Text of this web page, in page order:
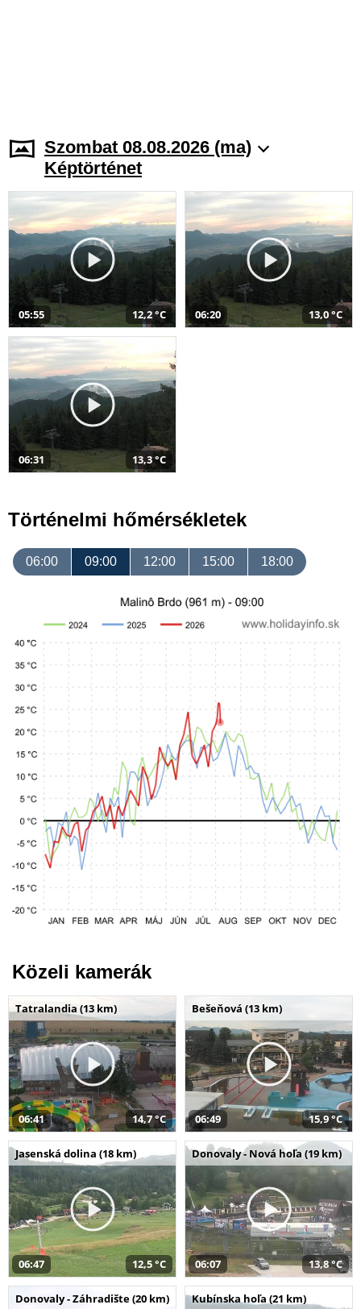
Szombat 08.08.2026 (ma)
Képtörténet
05:55 12,2 °C 06:20 13,0 °C
06:31 13,3 °C
Történelmi hőmérsékletek
06:00 09:00 12:00 15:00 18:00
Közeli kamerák
Tatralandia (13 km)
06:41 14,7 °C
Bešeňová (13 km)
06:49 15,9 °C
Jasenská dolina (18 km)
06:47 12,5 °C
Donovaly - Nová hoľa (19 km)
06:07 13,8 °C
Donovaly - Záhradište (20 km) Kubínska hoľa (21 km)